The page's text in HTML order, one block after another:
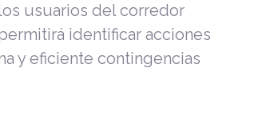
usuarios del corredor
identificar acciones
y eficiente contingencias